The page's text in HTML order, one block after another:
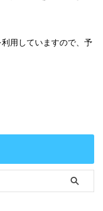
用していますので、予